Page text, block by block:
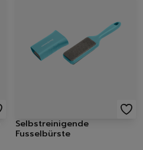
Geschirrtücher
Spülzubehör
Autopflege
Felgen | Reifen |
Auto Shampoo
Selbstreinigende
Fusselbürste